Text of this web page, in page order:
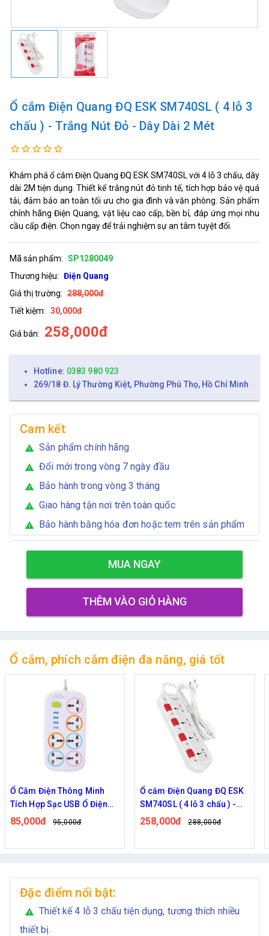
Ổ cắm Điện Quang ĐQ ESK SM740SL ( 4 lỗ 3
chấu ) - Trắng Nút Đỏ - Dây Dài 2 Mét
Khám phá ổ cắm Điện Quang ĐQ ESK SM740SL với 4 lỗ 3 chấu, dây
dài 2M tiện dụng. Thiết kế trắng nút đỏ tinh tế, tích hợp bảo vệ quá
tải, đảm bảo an toàn tối ưu cho gia đình và văn phòng. Sản phẩm
chính hãng Điện Quang, vật liệu cao cấp, bền bỉ, đáp ứng mọi nhu
cầu cấp điện. Chọn ngay để trải nghiệm sự an tâm tuyệt đối.
Mã sản phẩm: SP1280049
Thương hiệu: Điện Quang
Giá thị trường: 288,000đ
Tiết kiệm: 30,000đ
Giá bán: 258,000đ
Hotline: 0383 980 923
269/18 Đ. Lý Thường Kiệt, Phường Phú Thọ, Hồ Chí Minh
Cam kết
warning Sản phẩm chính hãng
warning Đổi mới trong vòng 7 ngày đầu
warning Bảo hành trong vòng 3 tháng
warning Giao hàng tận nơi trên toàn quốc
warning Bảo hành bằng hóa đơn hoặc tem trên sản phẩm
MUA NGAY
THÊM VÀO GIỎ HÀNG
Ổ cắm, phích cắm điện đa năng, giá tốt
Ổ Cắm Điện Thông Minh
Tích Hợp Sạc USB Ổ Điện
Chịu Tải 2200W Có Công
85,000đ 95,000đ
Ổ cắm Điện Quang ĐQ ESK
SM740SL ( 4 lỗ 3 chấu ) -
Trắng Nút Đỏ - Dây Dài 2
258,000đ 288,000đ
Đặc điểm nổi bật:
warning
Thiết kế 4 lỗ 3 chấu tiện dụng, tương thích nhiều
thiết bị.